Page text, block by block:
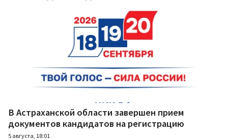
В Астраханской области завершен прием
документов кандидатов на регистрацию
5 августа, 18:01